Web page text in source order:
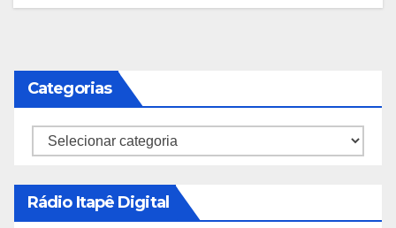
Categorias
Categorias
Rádio Itapê Digital